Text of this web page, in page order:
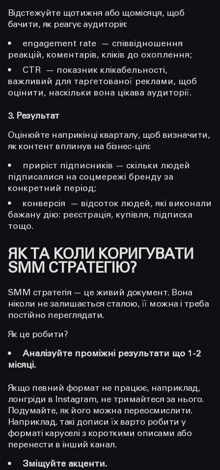
Відстежуйте щотижня або щомісяця, щоб
бачити, як реагує аудиторія:
engagement rate — співвідношення
реакцій, коментарів, кліків до охоплення;
CTR — показник клікабельності,
важливий для таргетованої реклами, щоб
оцінити, наскільки вона цікава аудиторії.
3. Результат
Оцінюйте наприкінці кварталу, щоб визначити,
як контент вплинув на бізнес-цілі:
приріст підписників — скільки людей
підписалися на соцмережі бренду за
конкретний період;
конверсія — відсоток людей, які виконали
бажану дію: реєстрація, купівля, підписка
тощо.
ЯК ТА КОЛИ КОРИГУВАТИ
SMM СТРАТЕГІЮ?
SMM стратегія — це живий документ. Вона
ніколи не залишається сталою, її можна і треба
постійно переглядати.
Як це робити?
Аналізуйте проміжні результати що 1-2
місяці.
Якщо певний формат не працює, наприклад,
лонгріди в Instagram, не тримайтеся за нього.
Подумайте, як його можна переосмислити.
Наприклад, такі дописи їх варто робити у
форматі каруселі з короткими описами або
перенести в інший канал.
Зміщуйте акценти.